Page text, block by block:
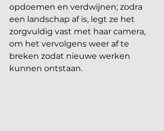
opdoemen en verdwijnen; zodra
een landschap af is, legt ze het
zorgvuldig vast met haar camera,
om het vervolgens weer af te
breken zodat nieuwe werken
kunnen ontstaan.